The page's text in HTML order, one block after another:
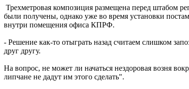
Трехметровая композиция размещена перед штабом
были получены, однако уже во время установки
внутри помещения офиса КПРФ.
- Решение как-то отыграть назад считаем слишком
друг другу.
На вопрос, не может ли начаться нездоровая возня
липчане не дадут им этого сделать".